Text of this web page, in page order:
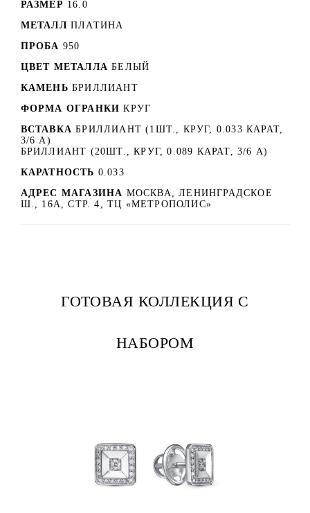
РАЗМЕР 16.0
МЕТАЛЛ ПЛАТИНА
ПРОБА 950
ЦВЕТ МЕТАЛЛА БЕЛЫЙ
КАМЕНЬ БРИЛЛИАНТ
ФОРМА ОГРАНКИ КРУГ
ВСТАВКА БРИЛЛИАНТ (1ШТ., КРУГ, 0.033 КАРАТ,
3/6 А)
БРИЛЛИАНТ (20ШТ., КРУГ, 0.089 КАРАТ, 3/6 А)
КАРАТНОСТЬ 0.033
АДРЕС МАГАЗИНА МОСКВА, ЛЕНИНГРАДСКОЕ
Ш., 16А, СТР. 4, ТЦ «МЕТРОПОЛИС»
ГОТОВАЯ КОЛЛЕКЦИЯ С
НАБОРОМ